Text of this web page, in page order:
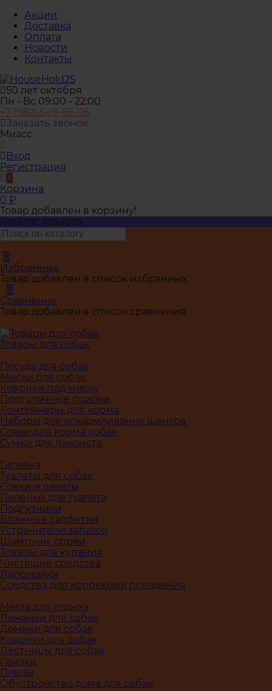
Акции
Доставка
Оплата
Новости
Контакты
50 лет октября
Пн - Вс 09:00 - 22:00
+7 (982) 549-69-05
Заказать звонок
Миасс
Вход
Регистрация
0
Корзина
0 ₽
Товар добавлен в корзину!
Каталог товаров
0
Избранные
Товар добавлен в список избранных
0
Сравнение
Товар добавлен в список сравнения
Товары для собак
Посуда для собак
Миски для собак
Коврики под миску
Прогулочные поилки
Контейнеры для корма
Наборы для вскармливания щенков
Совки для корма собак
Сумки для лакомств
Гигиена
Туалеты для собак
Совки и пакеты
Пеленки для туалета
Подгузники
Влажные салфетки
Устранители запахов
Шампуни, спреи
Товары для купания
Чистящие средства
Лапомойки
Средства для коррекции поведения
Места для отдыха
Лежанки для собак
Домики для собак
Коврики для собак
Лестницы для собак
Гамаки
Пледы
Обустройство дома для собак